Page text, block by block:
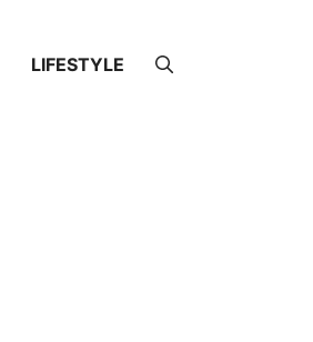
LIFESTYLE